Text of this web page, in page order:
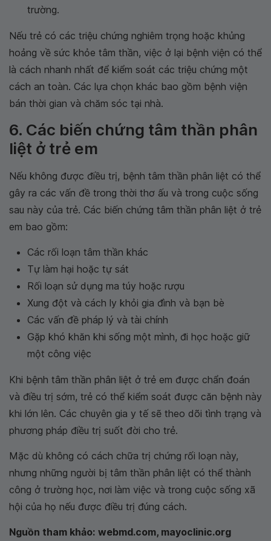
trường.
Nếu trẻ có các triệu chứng nghiêm trọng hoặc khủng
hoảng về sức khỏe tâm thần, việc ở lại bệnh viện có thể
là cách nhanh nhất để kiểm soát các triệu chứng một
cách an toàn. Các lựa chọn khác bao gồm bệnh viện
bán thời gian và chăm sóc tại nhà.
6. Các biến chứng tâm thần phân
liệt ở trẻ em
Nếu không được điều trị, bệnh tâm thần phân liệt có thể
gây ra các vấn đề trong thời thơ ấu và trong cuộc sống
sau này của trẻ. Các biến chứng tâm thần phân liệt ở trẻ
em bao gồm:
Các rối loạn tâm thần khác
Tự làm hại hoặc tự sát
Rối loạn sử dụng ma túy hoặc rượu
Xung đột và cách ly khỏi gia đình và bạn bè
Các vấn đề pháp lý và tài chính
Gặp khó khăn khi sống một mình, đi học hoặc giữ
một công việc
Khi bệnh tâm thần phân liệt ở trẻ em được chẩn đoán
và điều trị sớm, trẻ có thể kiểm soát được căn bệnh này
khi lớn lên. Các chuyên gia y tế sẽ theo dõi tình trạng và
phương pháp điều trị suốt đời cho trẻ.
Mặc dù không có cách chữa trị chứng rối loạn này,
nhưng những người bị tâm thần phân liệt có thể thành
công ở trường học, nơi làm việc và trong cuộc sống xã
hội của họ nếu được điều trị đúng cách.
Nguồn tham khảo: webmd.com, mayoclinic.org